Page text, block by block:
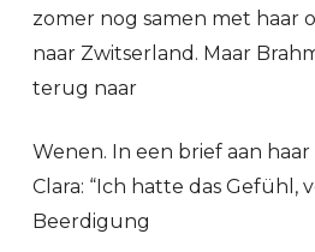
zomer nog samen met haar
naar Zwitserland. Maar
terug naar
Wenen. In een brief aan
Clara: “Ich hatte das Gefühl,
Beerdigung